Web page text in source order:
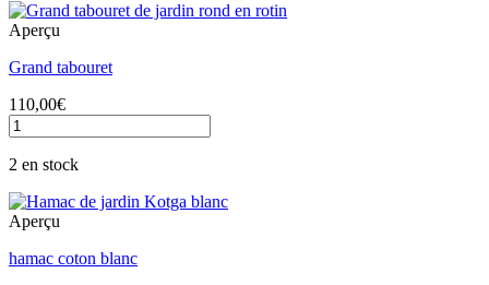
beige
Aperçu
Grand tabouret
110,00€
quantité
de
Grand
2 en stock
Aperçu
hamac coton blanc